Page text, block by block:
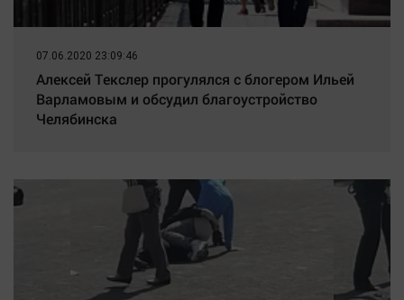
07.06.2020 23:09:46
Алексей Текслер прогулялся с блогером Ильей
Варламовым и обсудил благоустройство
Челябинска